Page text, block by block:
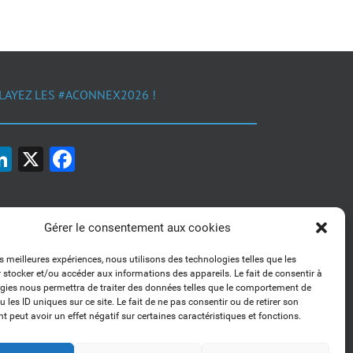
Gérer le consentement aux cookies
meilleures expériences, nous utilisons des technologies telles que les
stocker et/ou accéder aux informations des appareils. Le fait de consentir à
nous permettra de traiter des données telles que le comportement de
les ID uniques sur ce site. Le fait de ne pas consentir ou de retirer son
peut avoir un effet négatif sur certaines caractéristiques et fonctions.
LES #ACONNEX2026 !
LinkedIn
X
1, 2, 3... Buzzez !
Découvrez nos kits communication